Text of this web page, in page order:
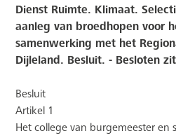
Dienst Ruimte. Klimaat.
aanleg van broedhopen voor
samenwerking met het
Dijleland. Besluit. - Besloten
Besluit
Artikel 1
Het college van burgemeester en